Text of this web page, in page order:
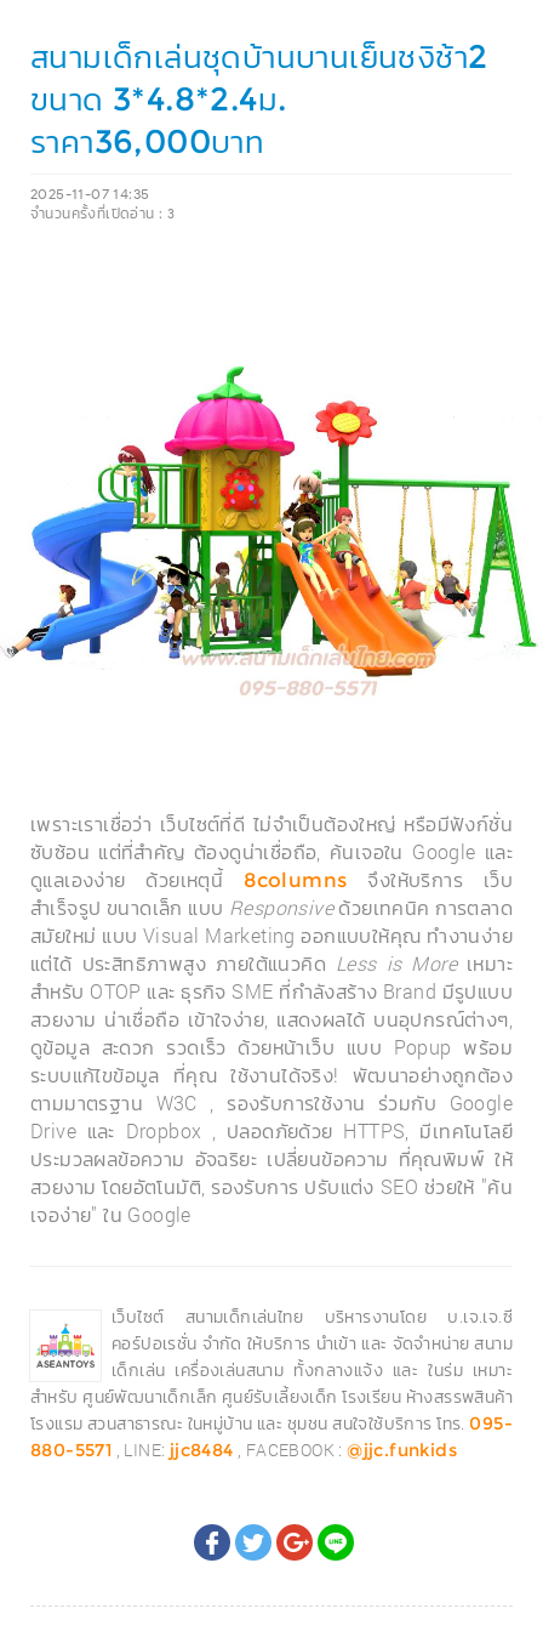
สนามเด็กเล่นชุดบ้านบานเย็นชงิช้า2
ขนาด 3*4.8*2.4ม.
ราคา36,000บาท
2025-11-07 14:35
จำนวนครั้งที่เปิดอ่าน : 3
เพราะเราเชื่อว่า เว็บไซต์ที่ดี ไม่จำเป็นต้องใหญ่ หรือมีฟังก์ชั่น
ซับซ้อน แต่ที่สำคัญ ต้องดูน่าเชื่อถือ, ค้นเจอใน Google และ
ดูแลเองง่าย ด้วยเหตุนี้
8columns
จึงให้บริการ เว็บ
สำเร็จรูป ขนาดเล็ก แบบ Responsiveด้วยเทคนิค การตลาด
สมัยใหม่ แบบ Visual Marketing ออกแบบให้คุณ ทำงานง่าย
แต่ได้ ประสิทธิภาพสูง ภายใต้แนวคิด Less is Moreเหมาะ
สำหรับ OTOP และ ธุรกิจ SME ที่กำลังสร้าง Brand มีรูปแบบ
สวยงาม น่าเชื่อถือ เข้าใจง่าย, แสดงผลได้ บนอุปกรณ์ต่างๆ,
ดูข้อมูล สะดวก รวดเร็ว ด้วยหน้าเว็บ แบบ Popup พร้อม
ระบบแก้ไขข้อมูล ที่คุณ ใช้งานได้จริง! พัฒนาอย่างถูกต้อง
ตามมาตรฐาน W3C , รองรับการใช้งาน ร่วมกับ Google
Drive และ Dropbox , ปลอดภัยด้วย HTTPS, มีเทคโนโลยี
ประมวลผลข้อความ อัจฉริยะ เปลี่ยนข้อความ ที่คุณพิมพ์ ให้
สวยงาม โดยอัตโนมัติ, รองรับการ ปรับแต่ง SEO ช่วยให้ "ค้น
เจอง่าย" ใน Google
เว็บไซต์ สนามเด็กเล่นไทย บริหารงานโดย บ.เจ.เจ.ซี
คอร์ปอเรชั่น จำกัด ให้บริการ นำเข้า และ จัดจำหน่าย สนาม
เด็กเล่น เครื่องเล่นสนาม ทั้งกลางแจ้ง และ ในร่ม เหมาะ
สำหรับ ศูนย์พัฒนาเด็กเล็ก ศูนย์รับเลี้ยงเด็ก โรงเรียน ห้างสรรพสินค้า
โรงแรม สวนสาธารณะ ในหมู่บ้าน และ ชุมชน สนใจใช้บริการ โทร.095-
880-5571 , LINE: jjc8484 , FACEBOOK :@jjc.funkids